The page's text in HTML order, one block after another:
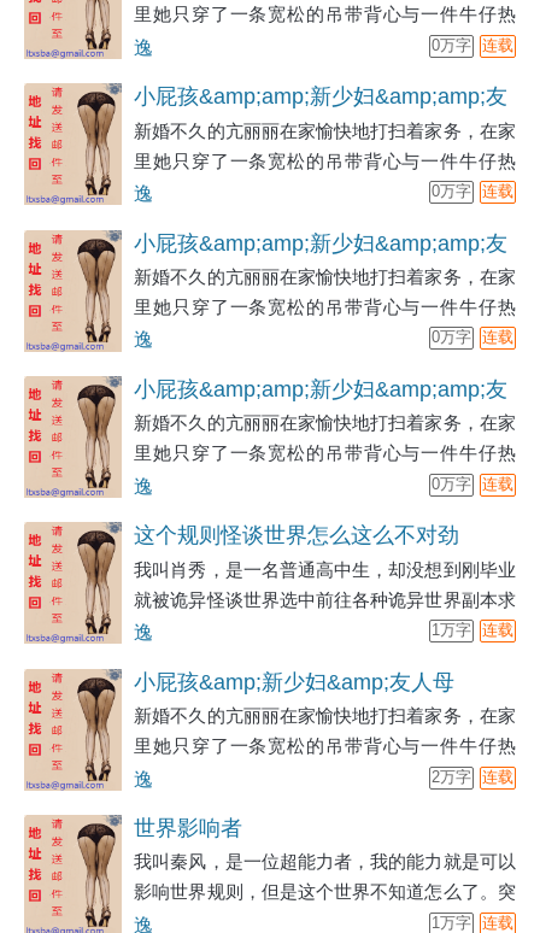
里她只穿了一条宽松的吊带背心与一件牛仔热
裤。想到今天万圣节，她还是准备了一些糖果。
逸 连载
0万字
小屁孩&amp;amp;新少妇&amp;amp;友
人母&amp;amp;成熟
新婚不久的亢丽丽在家愉快地打扫着家务，在家
里她只穿了一条宽松的吊带背心与一件牛仔热
裤。想到今天万圣节，她还是准备了一些糖果。
逸 连载
0万字
小屁孩&amp;amp;新少妇&amp;amp;友
人母&amp;amp;成熟
新婚不久的亢丽丽在家愉快地打扫着家务，在家
里她只穿了一条宽松的吊带背心与一件牛仔热
裤。想到今天万圣节，她还是准备了一些糖果。
逸 连载
0万字
小屁孩&amp;amp;新少妇&amp;amp;友
人母&amp;amp;成熟
新婚不久的亢丽丽在家愉快地打扫着家务，在家
里她只穿了一条宽松的吊带背心与一件牛仔热
裤。想到今天万圣节，她还是准备了一些糖果。
逸 连载
0万字
这个规则怪谈世界怎么这么不对劲
我叫肖秀，是一名普通高中生，却没想到刚毕业
就被诡异怪谈世界选中前往各种诡异世界副本求
生。我现在有十次重生机会，每次完成怪谈副本
一个副本的日子！
逸 连载
1万字
小屁孩&amp;新少妇&amp;友人母
&amp;成熟妇
新婚不久的亢丽丽在家愉快地打扫着家务，在家
里她只穿了一条宽松的吊带背心与一件牛仔热
裤。想到今天万圣节，她还是准备了一些糖果。
逸 连载
2万字
世界影响者
我叫秦风，是一位超能力者，我的能力就是可以
影响世界规则，但是这个世界不知道怎么了。突
然开始主动变换着规则影响着世界的一切。 我
逸 连载
1万字